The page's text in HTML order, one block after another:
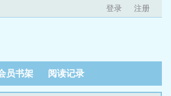
登录 注册
员书架 阅读记录